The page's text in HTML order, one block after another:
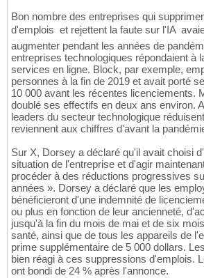
Bon nombre des entreprises qui
d'emplois  et rejettent la faute sur l'IA 
augmenter pendant les années de
entreprises technologiques répondaient à
services en ligne. Block, par exemple,
personnes à la fin de 2019 et avait porté
10 000 avant les récentes licenciements.
doublé ses effectifs en deux ans environ.
leaders du secteur technologique
reviennent aux chiffres d'avant la
Sur X, Dorsey a déclaré qu'il avait choisi
situation de l'entreprise et d'agir
procéder à des réductions progressives
années ». Dorsey a déclaré que les
bénéficieront d'une indemnité de
ou plus en fonction de leur ancienneté,
jusqu'à la fin du mois de mai et de six
santé, ainsi que de tous les appareils de
prime supplémentaire de 5 000 dollars.
bien réagi à ces suppressions d'emplois.
ont bondi de 24 % après l'annonce.